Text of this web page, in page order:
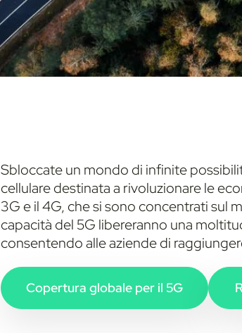
Sbloccate un mondo di infinite
cellulare destinata a rivoluzionare le
3G e il 4G, che si sono concentrati sul
capacità del 5G libereranno una
consentendo alle aziende di
Copertura globale per il 5G